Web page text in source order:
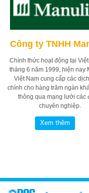
Công ty TNHH
Chính thức hoạt động tại
tháng 6 năm 1999, hiện nay
Việt Nam cung cấp các
chính cho hàng trăm ngàn
thông qua mạng lưới các
chuyên nghiệp.